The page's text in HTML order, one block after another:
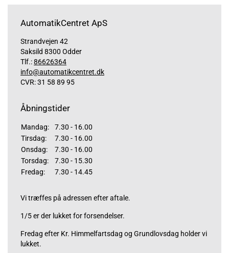
AutomatikCentret ApS
Strandvejen 42
Saksild 8300 Odder
Tlf.:86626364
info@automatikcentret.dk
CVR: 31 58 89 95
Åbningstider
Mandag:
7.30 - 16.00
Tirsdag:
7.30 - 16.00
Onsdag:
7.30 - 16.00
Torsdag:
7.30 - 15.30
Fredag:
7.30 - 14.45
Vi træffes på adressen efter aftale.
1/5 er der lukket for forsendelser.
Fredag efter Kr. Himmelfartsdag og Grundlovsdag holder vi
lukket.